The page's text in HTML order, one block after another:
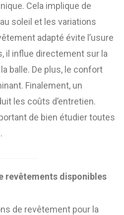
Cela implique de
soleil et les variations
adapté évite l’usure
il influe directement sur la
balle. De plus, le confort
Finalement, un
les coûts d’entretien.
de bien étudier toutes
revêtements disponibles
de revêtement pour la